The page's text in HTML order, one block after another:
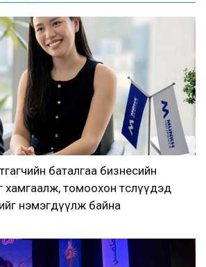
баталгаа бизнесийн
хамгаалж, томоохон төслүүдэд
нэмэгдүүлж байна